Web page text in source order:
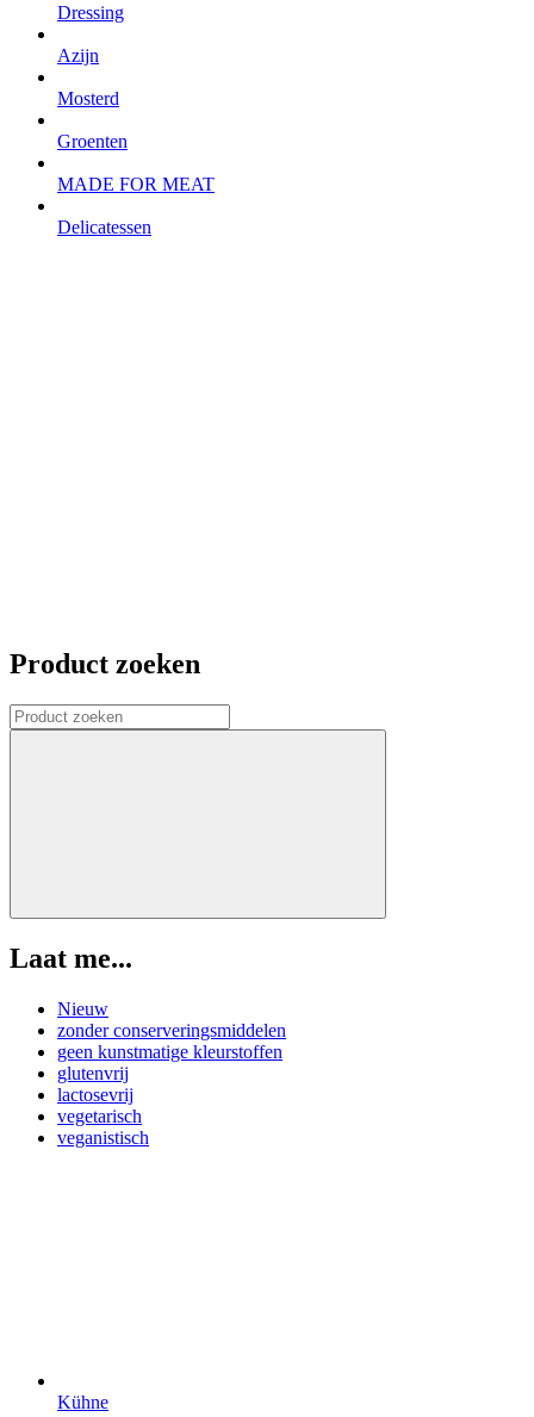
Dressing
Azijn
Mosterd
Groenten
MADE FOR MEAT
Delicatessen
Product zoeken
Laat me...
Nieuw
zonder conserveringsmiddelen
geen kunstmatige kleurstoffen
glutenvrij
lactosevrij
vegetarisch
veganistisch
Kühne